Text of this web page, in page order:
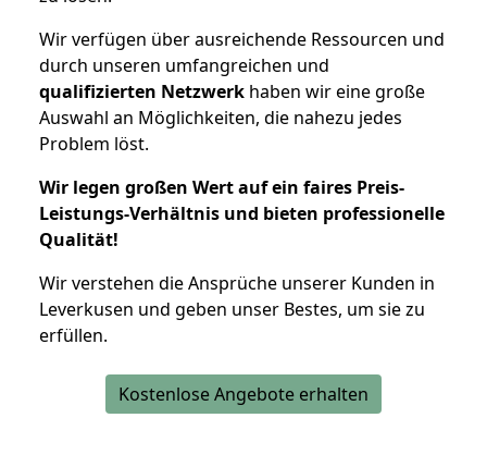
Wir verfügen über ausreichende Ressourcen und
durch unseren umfangreichen und
qualifizierten Netzwerk haben wir eine große
Auswahl an Möglichkeiten, die nahezu jedes
Problem löst.
Wir legen großen Wert auf ein faires Preis-
Leistungs-Verhältnis und bieten professionelle
Qualität!
Wir verstehen die Ansprüche unserer Kunden in
Leverkusen und geben unser Bestes, um sie zu
erfüllen.
Kostenlose Angebote erhalten